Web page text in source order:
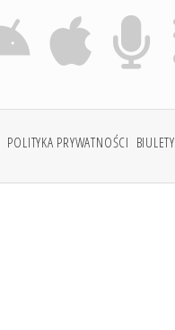
POLITYKA PRYWATNOŚCI